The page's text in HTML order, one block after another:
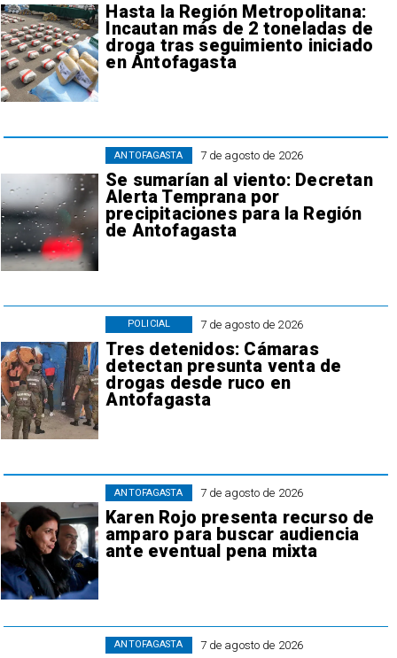
Hasta la Región Metropolitana:
Incautan más de 2 toneladas de
droga tras seguimiento iniciado
en Antofagasta
7 de agosto de 2026
Se sumarían al viento: Decretan
Alerta Temprana por
precipitaciones para la Región
de Antofagasta
ANTOFAGASTA
7 de agosto de 2026
Tres detenidos: Cámaras
detectan presunta venta de
drogas desde ruco en
Antofagasta
POLICIAL
7 de agosto de 2026
Karen Rojo presenta recurso de
amparo para buscar audiencia
ante eventual pena mixta
ANTOFAGASTA
7 de agosto de 2026
ANTOFAGASTA